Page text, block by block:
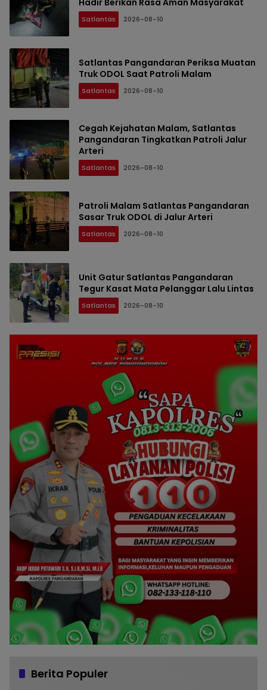
Satlantas 2026-08-10
Satlantas Pangandaran Periksa Muatan
Truk ODOL Saat Patroli Malam
Satlantas 2026-08-10
Cegah Kejahatan Malam, Satlantas
Pangandaran Tingkatkan Patroli Jalur
Arteri
Satlantas 2026-08-10
Patroli Malam Satlantas Pangandaran
Sasar Truk ODOL di Jalur Arteri
Satlantas 2026-08-10
Unit Gatur Satlantas Pangandaran
Tegur Kasat Mata Pelanggar Lalu Lintas
Satlantas 2026-08-10
Berita Populer